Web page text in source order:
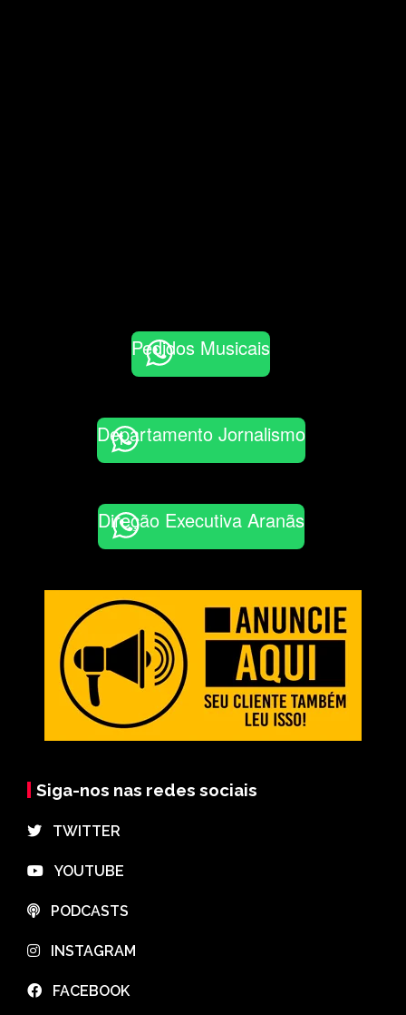
Pedidos Musicais
Departamento Jornalismo
Direção Executiva Aranãs
Siga-nos nas redes sociais
⠀TWITTER
⠀YOUTUBE
⠀PODCASTS
⠀INSTAGRAM
⠀FACEBOOK